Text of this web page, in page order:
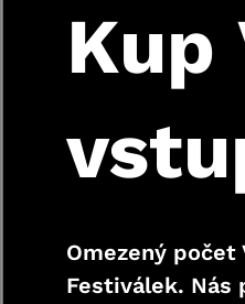
Kup
Omezený počet
Festiválek. Nás